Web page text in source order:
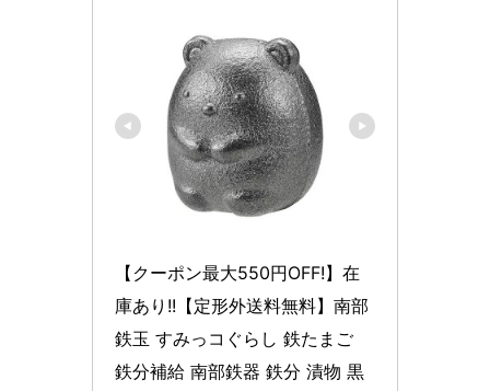
【クーポン最大550円OFF!】在
庫あり!!【定形外送料無料】南部
鉄玉 すみっコぐらし 鉄たまご
鉄分補給 南部鉄器 鉄分 漬物 黒